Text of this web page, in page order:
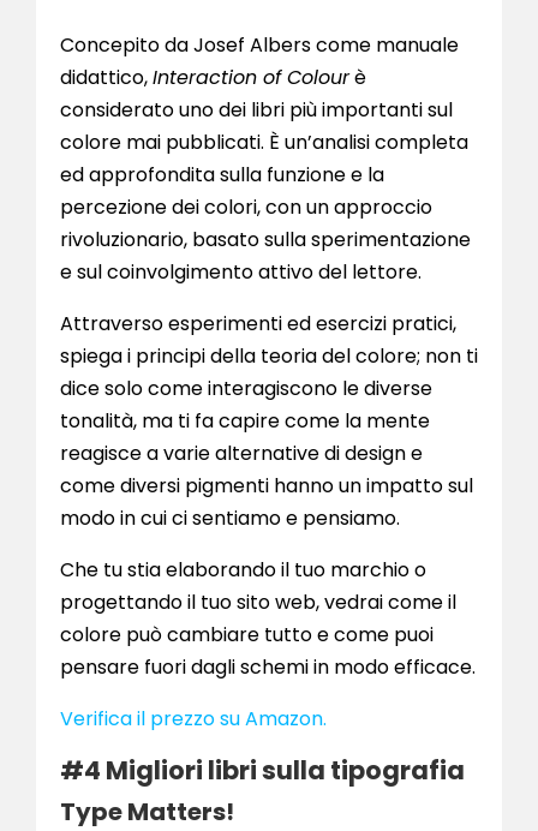
Concepito da Josef Albers come manuale
didattico,Interaction of Colourè
considerato uno dei libri più importanti sul
colore mai pubblicati. È un’analisi completa
ed approfondita sulla funzione e la
percezione dei colori, con un approccio
rivoluzionario, basato sulla sperimentazione
e sul coinvolgimento attivo del lettore.
Attraverso esperimenti ed esercizi pratici,
spiega i principi della teoria del colore; non ti
dice solo come interagiscono le diverse
tonalità, ma ti fa capire come la mente
reagisce a varie alternative di design e
come diversi pigmenti hanno un impatto sul
modo in cui ci sentiamo e pensiamo.
Che tu stia elaborando il tuo marchio o
progettando il tuo sito web, vedrai come il
colore può cambiare tutto e come puoi
pensare fuori dagli schemi in modo efficace.
Verifica il prezzo su Amazon.
#4 Migliori libri sulla tipografia
Type Matters!